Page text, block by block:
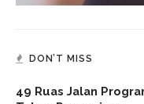
DON’T MISS
49 Ruas Jalan